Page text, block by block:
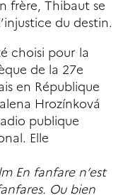
frère, Thibaut se
du destin.
choisi pour la
de la 27e
en République
Hrozínková
publique
Elle
En fanfare n’est
Ou bien